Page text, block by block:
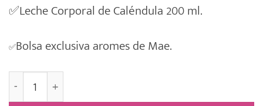
✅Leche Corporal de Caléndula 200 ml.
✅Bolsa exclusiva aromes de Mae.
Estuche Regalo Weleda [BEBÉ] 015 cantidad